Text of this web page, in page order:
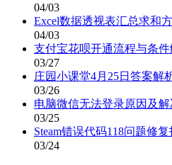
04/03
Excel数据透视表汇总求和
04/03
支付宝花呗开通流程与条
03/27
庄园小课堂4月25日答案解
03/26
电脑微信无法登录原因及
03/25
Steam错误代码118问题修
03/24